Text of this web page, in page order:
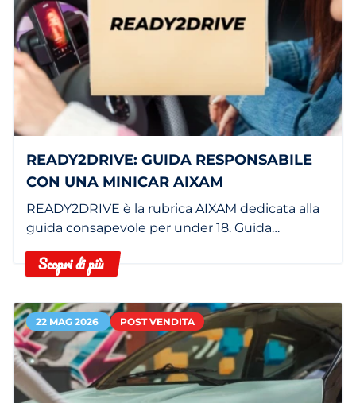
READY2DRIVE: GUIDA RESPONSABILE
CON UNA MINICAR AIXAM
READY2DRIVE è la rubrica AIXAM dedicata alla
guida consapevole per under 18. Guida
leggero.
Scopri di più
22 MAG 2026 POST VENDITA